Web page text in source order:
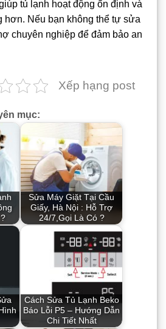
tủ lạnh hoạt động ổn định và
hơn. Nếu bạn không thể tự sửa
chuyên nghiệp để đảm bảo an
Xếp hạng post
mục:
Sửa Máy Giặt Tại Cầu
Giấy, Hà Nội : Hỗ Trợ
24/7,Gọi Là Có ?
Cách Sửa Tủ Lạnh Beko
Báo Lỗi P5 – Hướng Dẫn
Chi Tiết Nhất